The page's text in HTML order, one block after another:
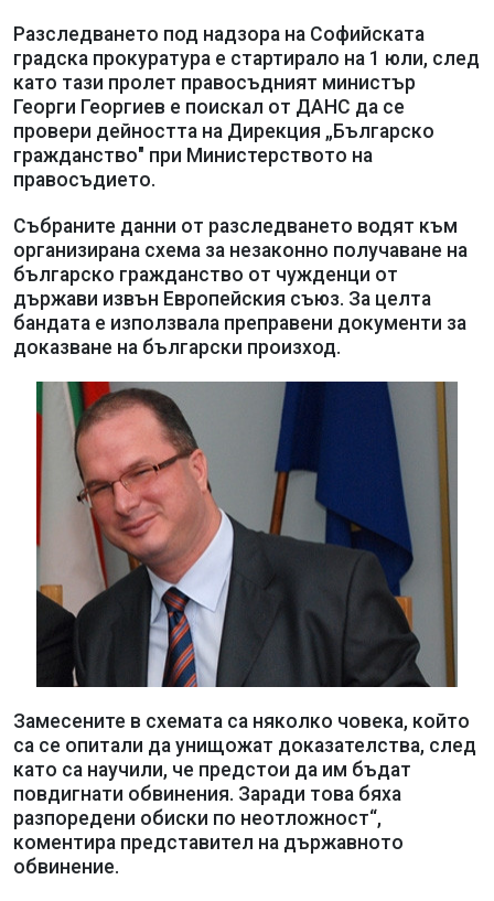
Разследването под надзора на Софийската
градска прокуратура е стартирало на 1 юли, след
като тази пролет правосъдният министър
Георги Георгиев е поискал от ДАНС да се
провери дейността на Дирекция „Българско
гражданство" при Министерството на
правосъдието.
Събраните данни от разследването водят към
организирана схема за незаконно получаване на
българско гражданство от чужденци от
държави извън Европейския съюз. За целта
бандата е използвала преправени документи за
доказване на български произход.
Замесените в схемата са няколко човека, който
са се опитали да унищожат доказателства, след
като са научили, че предстои да им бъдат
повдигнати обвинения. Заради това бяха
разпоредени обиски по неотложност“,
коментира представител на държавното
обвинение.